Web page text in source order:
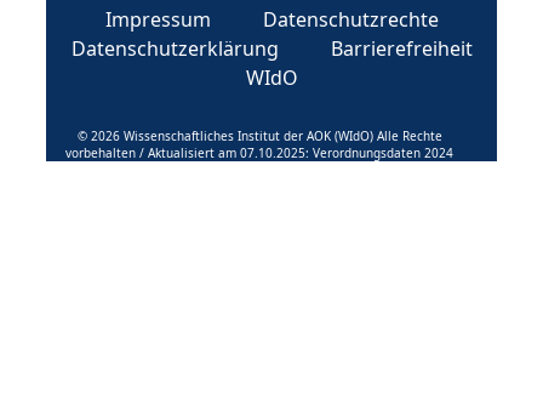
Impressum
Datenschutzrechte
Datenschutzerklärung
Barrierefreiheit
WIdO
© 2026 Wissenschaftliches Institut der AOK (WIdO) Alle Rechte
vorbehalten / Aktualisiert am 07.10.2025: Verordnungsdaten 2024